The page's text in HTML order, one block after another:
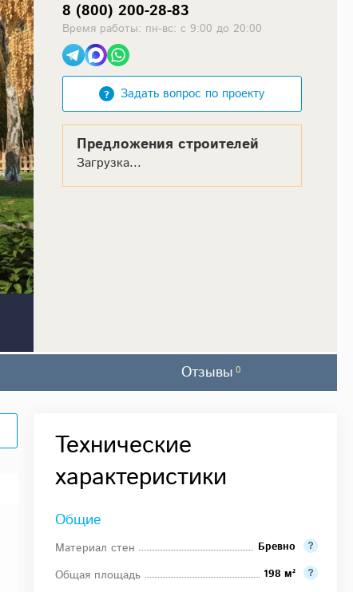
8 (800) 200-28-83
Время работы: пн-вс: с 9:00 до 20:00
Задать вопрос по проекту
Предложения строителей
Загрузка...
Отзывы 0
Технические
характеристики
Общие
Материал стен Бревно
Общая площадь 198 м²